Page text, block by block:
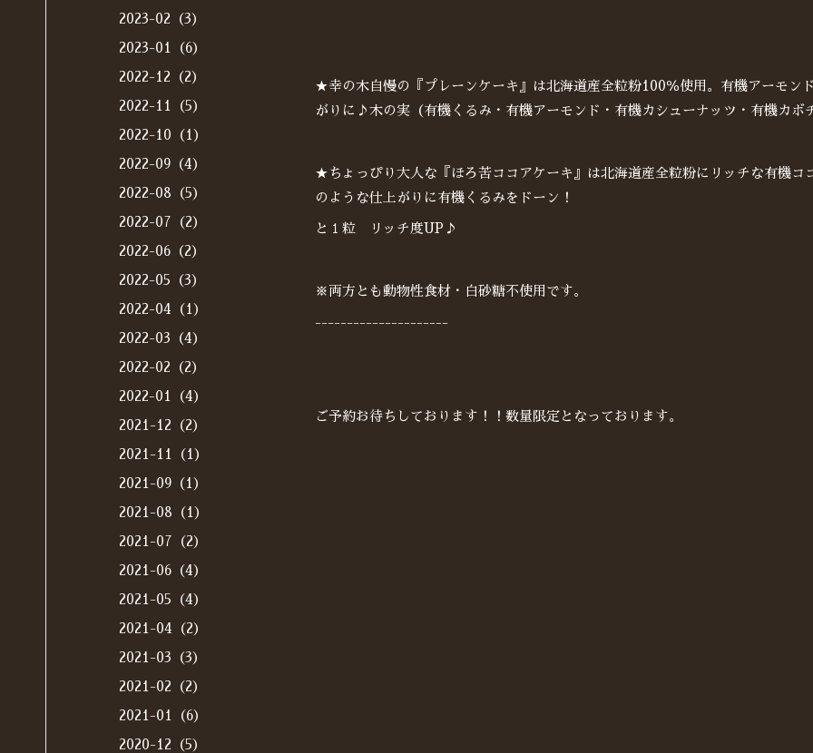
★幸の木自慢の『プレーンケーキ』は北海道産全粒粉100％使用。有機アーモ
がりに♪木の実（有機くるみ・有機アーモンド・有機カシューナッツ・有機カ
★ちょっぴり大人な『ほろ苦ココアケーキ』は北海道産全粒粉にリッチな有機
のような仕上がりに有機くるみをドーン！
と１粒 リッチ度UP♪
※両方とも動物性食材・白砂糖不使用です。
---------------------
ご予約お待ちしております！！数量限定となっております。
2023-02（3）
2023-01（6）
2022-12（2）
2022-11（5）
2022-10（1）
2022-09（4）
2022-08（5）
2022-07（2）
2022-06（2）
2022-05（3）
2022-04（1）
2022-03（4）
2022-02（2）
2022-01（4）
2021-12（2）
2021-11（1）
2021-09（1）
2021-08（1）
2021-07（2）
2021-06（4）
2021-05（4）
2021-04（2）
2021-03（3）
2021-02（2）
2021-01（6）
2020-12（5）